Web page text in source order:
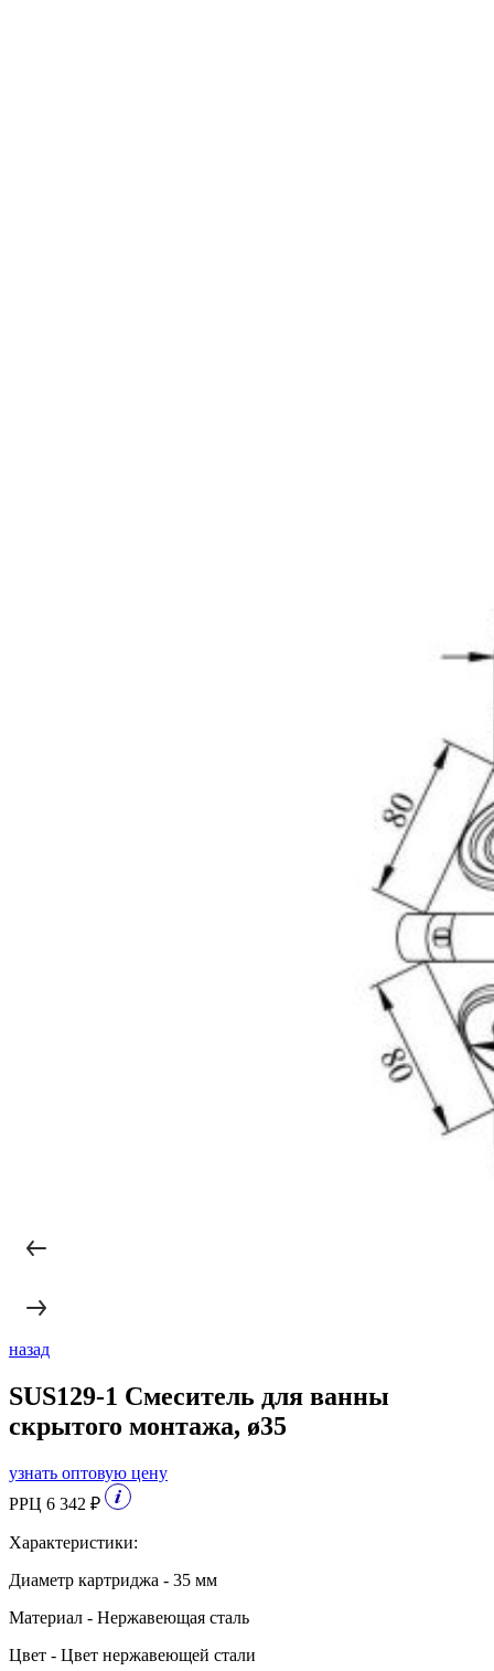
назад
SUS129-1 Смеситель для ванны
скрытого монтажа, ø35
узнать оптовую цену
РРЦ 6 342 ₽
Характеристики:
Диаметр картриджа - 35 мм
Материал - Нержавеющая сталь
Цвет - Цвет нержавеющей стали